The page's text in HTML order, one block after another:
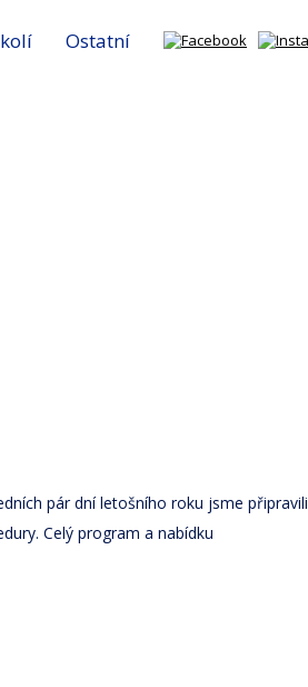
Ostatní
pár dní letošního roku jsme připravili
Celý program a nabídku